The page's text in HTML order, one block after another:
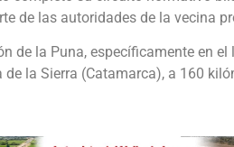
de las autoridades de la vecina
de la Puna, específicamente en
la Sierra (Catamarca), a 160